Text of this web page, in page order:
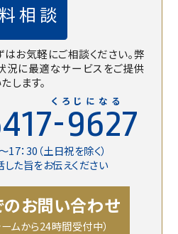
相談
お気軽にご相談ください。弊
況に最適なサービスをご提供
します。
9627
：30（土日祝を除く）
た旨をお伝えください
くろじになる
のお問い合わせ
ームから24時間受付中）